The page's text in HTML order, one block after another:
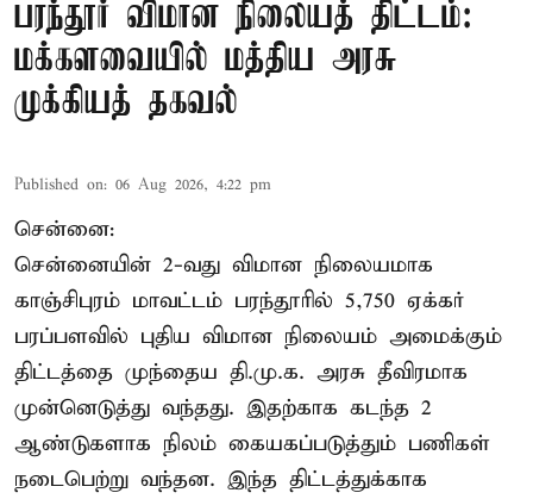
பரந்தூர் விமான நிலையத் திட்டம்:
மக்களவையில் மத்திய அரசு
முக்கியத் தகவல்
Published on: 06 Aug 2026, 4:22 pm
சென்னை:
சென்னையின் 2-வது விமான நிலையமாக
காஞ்சிபுரம் மாவட்டம் பரந்தூரில் 5,750 ஏக்கர்
பரப்பளவில் புதிய விமான நிலையம் அமைக்கும்
திட்டத்தை முந்தைய தி.மு.க. அரசு தீவிரமாக
முன்னெடுத்து வந்தது. இதற்காக கடந்த 2
ஆண்டுகளாக நிலம் கையகப்படுத்தும் பணிகள்
நடைபெற்று வந்தன. இந்த திட்டத்துக்காக